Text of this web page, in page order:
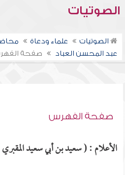
الصوتيات
الصوتيات علماء ودعاة
عبد المحسن العباد
صفحة
صفحة الفهرس
الأعلام : ( سعيد بن أبي سعيد